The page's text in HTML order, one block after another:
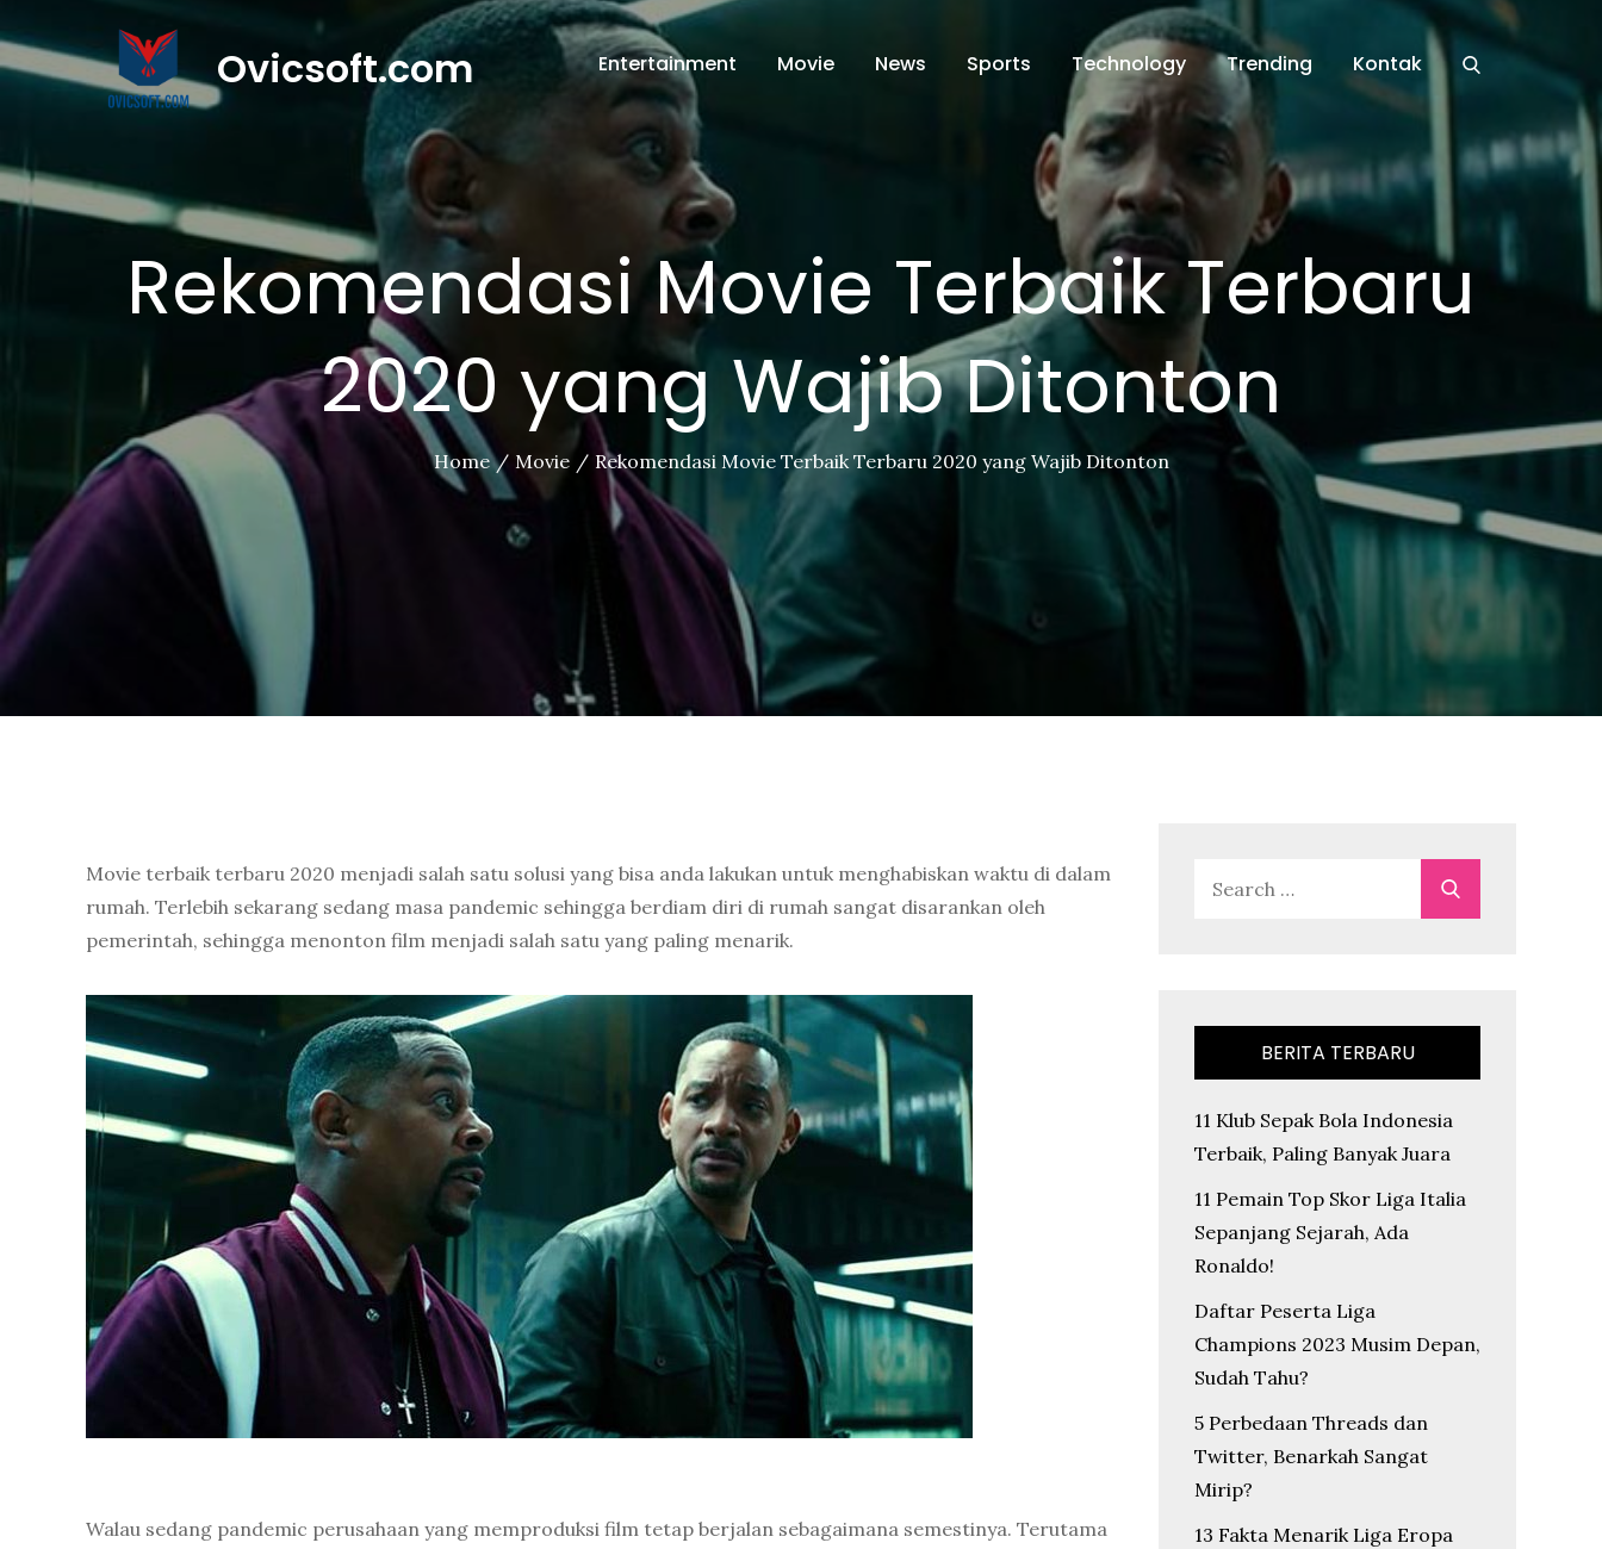
to
content
Ovicsoft.com Entertainment Movie News Sports Technology Trending Kontak
Rekomendasi Movie Terbaik Terbaru
2020 yang Wajib Ditonton
Home Movie Rekomendasi Movie Terbaik Terbaru 2020 yang Wajib Ditonton
Movie terbaik terbaru 2020 menjadi salah satu solusi yang bisa anda lakukan untuk menghabiskan waktu di dalam
rumah. Terlebih sekarang sedang masa pandemic sehingga berdiam diri di rumah sangat disarankan oleh
pemerintah, sehingga menonton film menjadi salah satu yang paling menarik.
Walau sedang pandemic perusahaan yang memproduksi film tetap berjalan sebagaimana semestinya. Terutama
BERITA TERBARU
11 Klub Sepak Bola Indonesia
Terbaik, Paling Banyak Juara
11 Pemain Top Skor Liga Italia
Sepanjang Sejarah, Ada
Ronaldo!
Daftar Peserta Liga
Champions 2023 Musim Depan,
Sudah Tahu?
5 Perbedaan Threads dan
Twitter, Benarkah Sangat
Mirip?
13 Fakta Menarik Liga Eropa